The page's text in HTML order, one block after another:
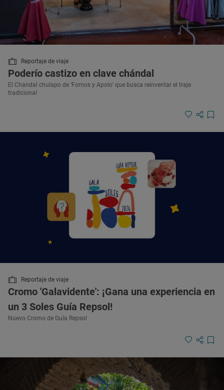
Reportaje de viaje
Poderío castizo en clave chándal
El Chandal chulapo de ‘Fornos y Apolo’ que busca reinventar el traje
tradicional
Reportaje de viaje
Cromo 'Galavidente': ¡Gana una experiencia en
un 3 Soles Guía Repsol!
Nuevo Cromo de Guía Repsol